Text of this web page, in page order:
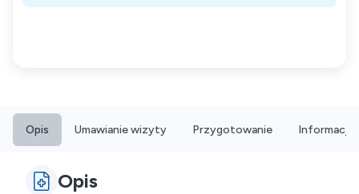
Opis Umawianie wizyty Przygotowanie Informacje
Opis